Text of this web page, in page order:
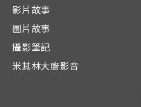
影片故事
圖片故事
攝影筆記
米其林大廚影音